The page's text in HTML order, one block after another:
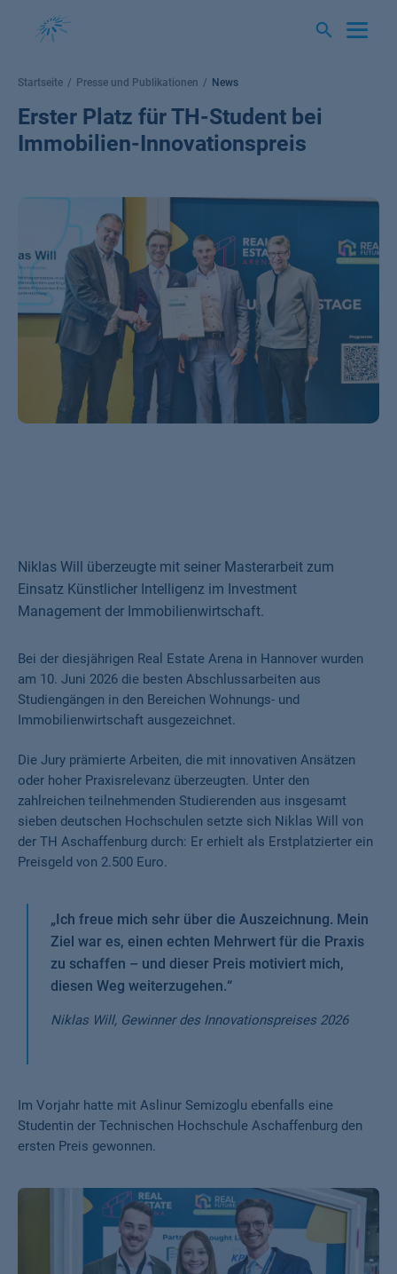
Startseite Presse und Publikationen News
Erster Platz für TH-Student bei
Immobilien-Innovationspreis
Niklas Will überzeugte mit seiner Masterarbeit zum
Einsatz Künstlicher Intelligenz im Investment
Management der Immobilienwirtschaft.
Bei der diesjährigen Real Estate Arena in Hannover wurden
am 10. Juni 2026 die besten Abschlussarbeiten aus
Studiengängen in den Bereichen Wohnungs- und
Immobilienwirtschaft ausgezeichnet.
Die Jury prämierte Arbeiten, die mit innovativen Ansätzen
oder hoher Praxisrelevanz überzeugten. Unter den
zahlreichen teilnehmenden Studierenden aus insgesamt
sieben deutschen Hochschulen setzte sich Niklas Will von
der TH Aschaffenburg durch: Er erhielt als Erstplatzierter ein
Preisgeld von 2.500 Euro.
„Ich freue mich sehr über die Auszeichnung. Mein
Ziel war es, einen echten Mehrwert für die Praxis
zu schaffen – und dieser Preis motiviert mich,
diesen Weg weiterzugehen.“
Niklas Will, Gewinner des Innovationspreises 2026
Im Vorjahr hatte mit Aslinur Semizoglu ebenfalls eine
Studentin der Technischen Hochschule Aschaffenburg den
ersten Preis gewonnen.